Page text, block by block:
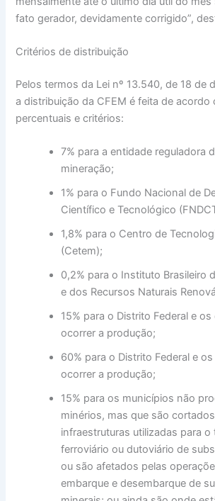
fato gerador, devidamente corrigido”,
Critérios de distribuição
Pelos termos da Lei nº 13.540, de 18 de
a distribuição da CFEM é feita de acordo
percentuais e critérios:
7% para a entidade reguladora
mineração;
1% para o Fundo Nacional de
Científico e Tecnológico
1,8% para o Centro de
(Cetem);
0,2% para o Instituto Brasileiro
e dos Recursos Naturais
15% para o Distrito Federal e
ocorrer a produção;
60% para o Distrito Federal e
ocorrer a produção;
15% para os municípios não
minérios, mas que são
infraestruturas utilizadas para
ferroviário ou dutoviário de
ou são afetados pelas
embarque e desembarque de